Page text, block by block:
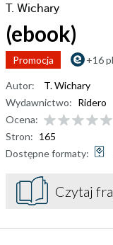
T. Wichary
(ebook)
Promocja +16
Autor:
T. Wichary
Wydawnictwo: Ridero
Ocena:
Stron: 165
Dostępne formaty:
Czytaj